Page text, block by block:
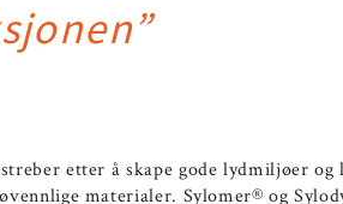
etter å skape gode lydmiljøer
materialer. Sylomer® og